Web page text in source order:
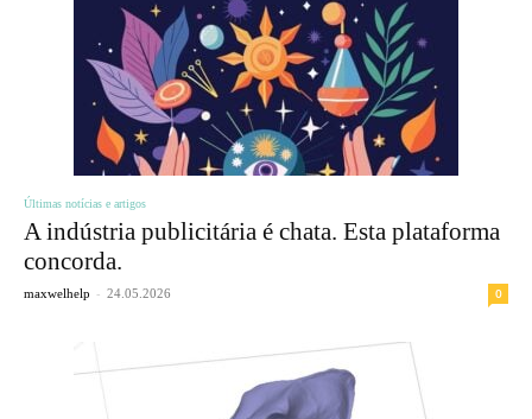
Últimas notícias e artigos
A indústria publicitária é chata. Esta plataforma
concorda.
maxwelhelp - 24.05.2026 0